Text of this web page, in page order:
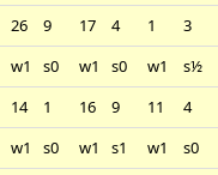
26 9 17 4 1
3
w1 s0 w1 s0 w1
s½
14 1 16 9 11
4
w1 s0 w1 s1 w1
s0